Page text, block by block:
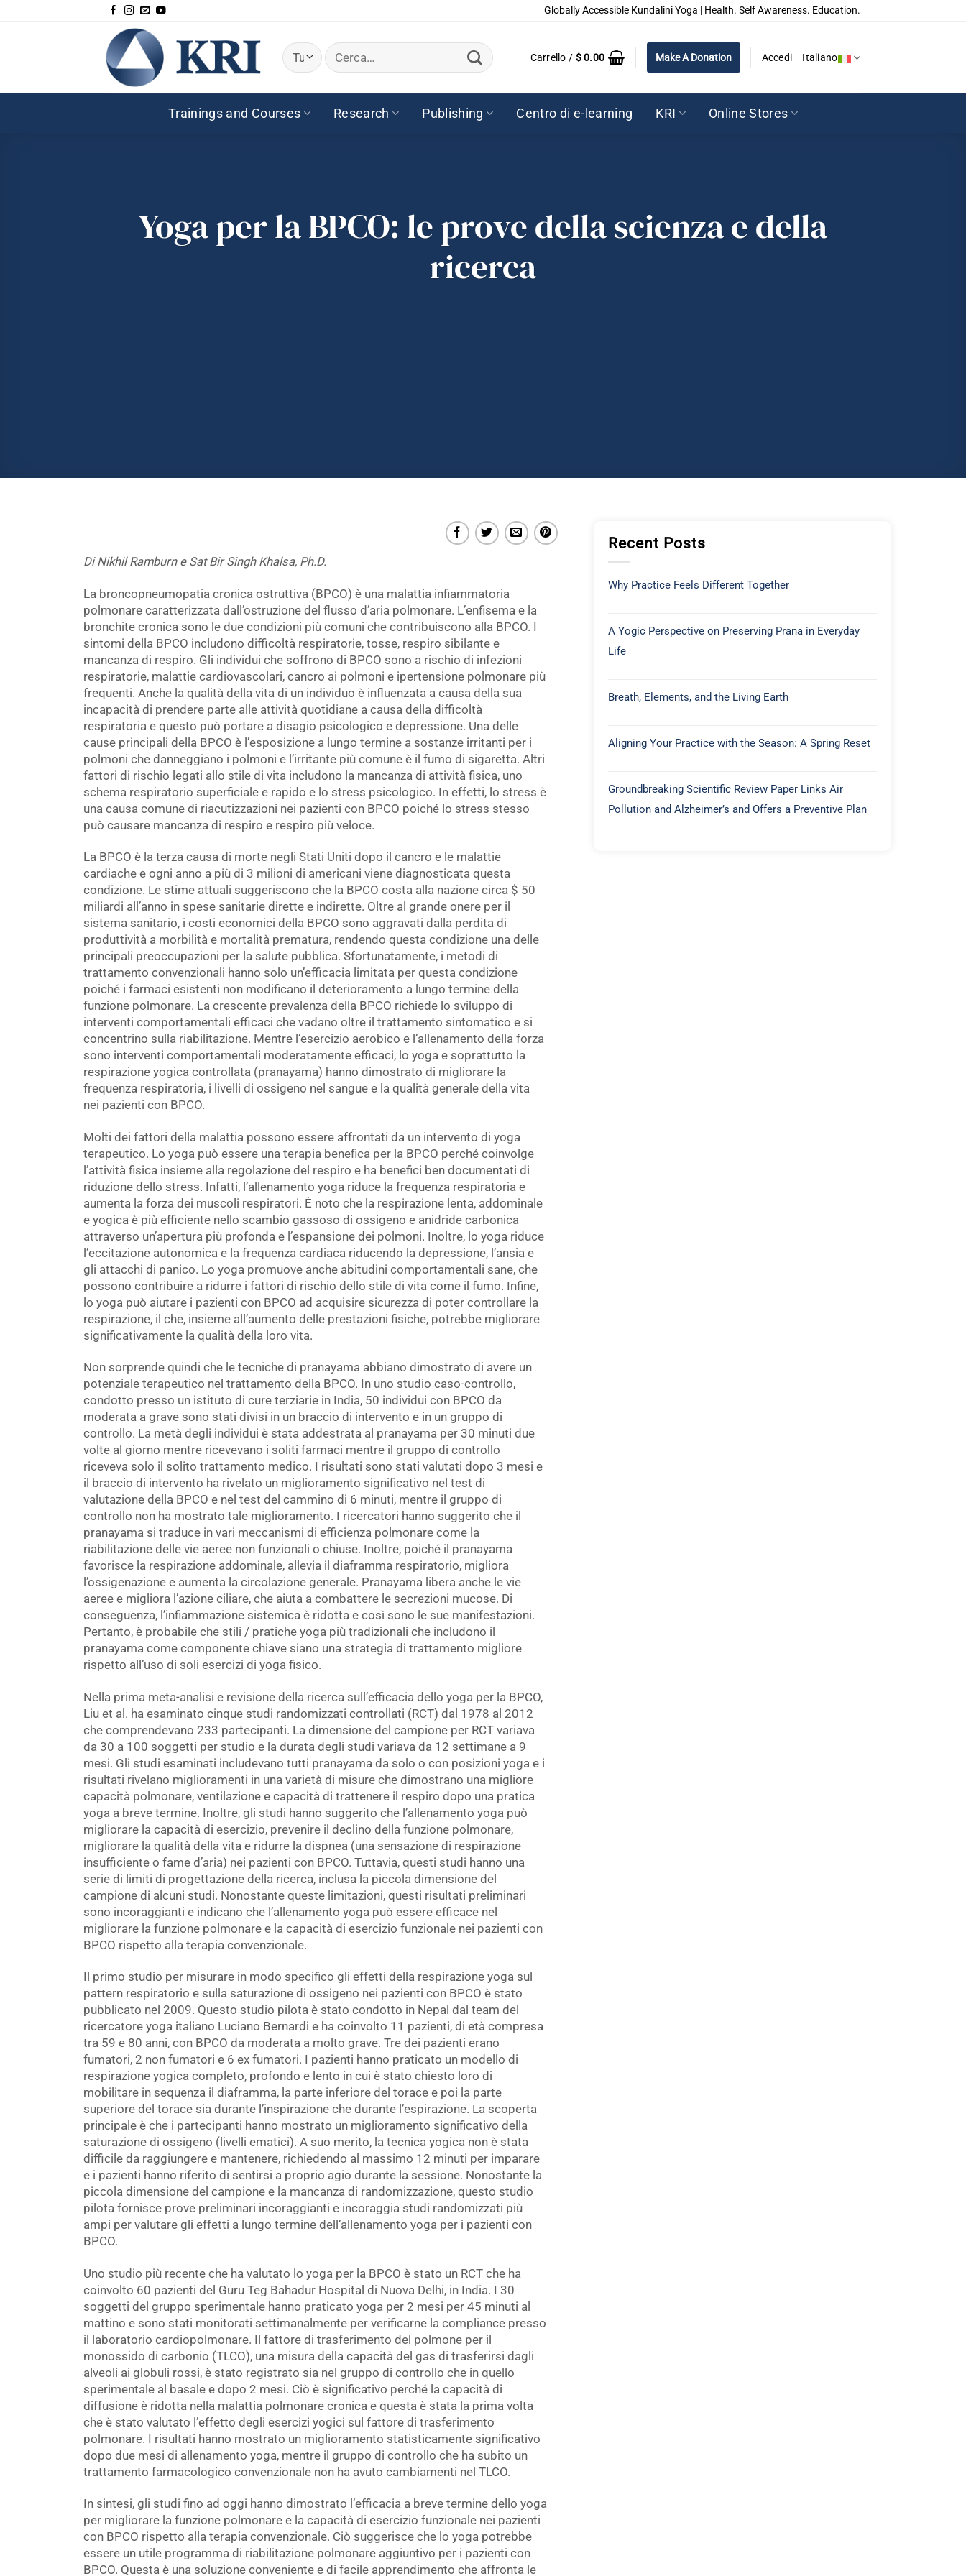
Globally Accessible Kundalini Yoga | Health. Self Awareness. Education.
Cerca:
Carrello / $0.00 Make A Donation Accedi Italiano
Trainings and Courses Research Publishing Centro di e-learning KRI Online Stores
Yoga per la BPCO: le prove della scienza e della
ricerca
Di Nikhil Ramburn e Sat Bir Singh Khalsa, Ph.D.
La broncopneumopatia cronica ostruttiva (BPCO) è una malattia infiammatoria
polmonare caratterizzata dall’ostruzione del flusso d’aria polmonare. L’enfisema e la
bronchite cronica sono le due condizioni più comuni che contribuiscono alla BPCO. I
sintomi della BPCO includono difficoltà respiratorie, tosse, respiro sibilante e
mancanza di respiro. Gli individui che soffrono di BPCO sono a rischio di infezioni
respiratorie, malattie cardiovascolari, cancro ai polmoni e ipertensione polmonare più
frequenti. Anche la qualità della vita di un individuo è influenzata a causa della sua
incapacità di prendere parte alle attività quotidiane a causa della difficoltà
respiratoria e questo può portare a disagio psicologico e depressione. Una delle
cause principali della BPCO è l’esposizione a lungo termine a sostanze irritanti per i
polmoni che danneggiano i polmoni e l’irritante più comune è il fumo di sigaretta. Altri
fattori di rischio legati allo stile di vita includono la mancanza di attività fisica, uno
schema respiratorio superficiale e rapido e lo stress psicologico. In effetti, lo stress è
una causa comune di riacutizzazioni nei pazienti con BPCO poiché lo stress stesso
può causare mancanza di respiro e respiro più veloce.
La BPCO è la terza causa di morte negli Stati Uniti dopo il cancro e le malattie
cardiache e ogni anno a più di 3 milioni di americani viene diagnosticata questa
condizione. Le stime attuali suggeriscono che la BPCO costa alla nazione circa $ 50
miliardi all’anno in spese sanitarie dirette e indirette. Oltre al grande onere per il
sistema sanitario, i costi economici della BPCO sono aggravati dalla perdita di
produttività a morbilità e mortalità prematura, rendendo questa condizione una delle
principali preoccupazioni per la salute pubblica. Sfortunatamente, i metodi di
trattamento convenzionali hanno solo un’efficacia limitata per questa condizione
poiché i farmaci esistenti non modificano il deterioramento a lungo termine della
funzione polmonare. La crescente prevalenza della BPCO richiede lo sviluppo di
interventi comportamentali efficaci che vadano oltre il trattamento sintomatico e si
concentrino sulla riabilitazione. Mentre l’esercizio aerobico e l’allenamento della forza
sono interventi comportamentali moderatamente efficaci, lo yoga e soprattutto la
respirazione yogica controllata (pranayama) hanno dimostrato di migliorare la
frequenza respiratoria, i livelli di ossigeno nel sangue e la qualità generale della vita
nei pazienti con BPCO.
Molti dei fattori della malattia possono essere affrontati da un intervento di yoga
terapeutico. Lo yoga può essere una terapia benefica per la BPCO perché coinvolge
l’attività fisica insieme alla regolazione del respiro e ha benefici ben documentati di
riduzione dello stress. Infatti, l’allenamento yoga riduce la frequenza respiratoria e
aumenta la forza dei muscoli respiratori. È noto che la respirazione lenta, addominale
e yogica è più efficiente nello scambio gassoso di ossigeno e anidride carbonica
attraverso un’apertura più profonda e l’espansione dei polmoni. Inoltre, lo yoga riduce
l’eccitazione autonomica e la frequenza cardiaca riducendo la depressione, l’ansia e
gli attacchi di panico. Lo yoga promuove anche abitudini comportamentali sane, che
possono contribuire a ridurre i fattori di rischio dello stile di vita come il fumo. Infine,
lo yoga può aiutare i pazienti con BPCO ad acquisire sicurezza di poter controllare la
respirazione, il che, insieme all’aumento delle prestazioni fisiche, potrebbe migliorare
significativamente la qualità della loro vita.
Non sorprende quindi che le tecniche di pranayama abbiano dimostrato di avere un
potenziale terapeutico nel trattamento della BPCO. In uno studio caso-controllo,
condotto presso un istituto di cure terziarie in India, 50 individui con BPCO da
moderata a grave sono stati divisi in un braccio di intervento e in un gruppo di
controllo. La metà degli individui è stata addestrata al pranayama per 30 minuti due
volte al giorno mentre ricevevano i soliti farmaci mentre il gruppo di controllo
riceveva solo il solito trattamento medico. I risultati sono stati valutati dopo 3 mesi e
il braccio di intervento ha rivelato un miglioramento significativo nel test di
valutazione della BPCO e nel test del cammino di 6 minuti, mentre il gruppo di
controllo non ha mostrato tale miglioramento. I ricercatori hanno suggerito che il
pranayama si traduce in vari meccanismi di efficienza polmonare come la
riabilitazione delle vie aeree non funzionali o chiuse. Inoltre, poiché il pranayama
favorisce la respirazione addominale, allevia il diaframma respiratorio, migliora
l’ossigenazione e aumenta la circolazione generale. Pranayama libera anche le vie
aeree e migliora l’azione ciliare, che aiuta a combattere le secrezioni mucose. Di
conseguenza, l’infiammazione sistemica è ridotta e così sono le sue manifestazioni.
Pertanto, è probabile che stili / pratiche yoga più tradizionali che includono il
pranayama come componente chiave siano una strategia di trattamento migliore
rispetto all’uso di soli esercizi di yoga fisico.
Nella prima meta-analisi e revisione della ricerca sull’efficacia dello yoga per la BPCO,
Liu et al. ha esaminato cinque studi randomizzati controllati (RCT) dal 1978 al 2012
che comprendevano 233 partecipanti. La dimensione del campione per RCT variava
da 30 a 100 soggetti per studio e la durata degli studi variava da 12 settimane a 9
mesi. Gli studi esaminati includevano tutti pranayama da solo o con posizioni yoga e i
risultati rivelano miglioramenti in una varietà di misure che dimostrano una migliore
capacità polmonare, ventilazione e capacità di trattenere il respiro dopo una pratica
yoga a breve termine. Inoltre, gli studi hanno suggerito che l’allenamento yoga può
migliorare la capacità di esercizio, prevenire il declino della funzione polmonare,
migliorare la qualità della vita e ridurre la dispnea (una sensazione di respirazione
insufficiente o fame d’aria) nei pazienti con BPCO. Tuttavia, questi studi hanno una
serie di limiti di progettazione della ricerca, inclusa la piccola dimensione del
campione di alcuni studi. Nonostante queste limitazioni, questi risultati preliminari
sono incoraggianti e indicano che l’allenamento yoga può essere efficace nel
migliorare la funzione polmonare e la capacità di esercizio funzionale nei pazienti con
BPCO rispetto alla terapia convenzionale.
Il primo studio per misurare in modo specifico gli effetti della respirazione yoga sul
pattern respiratorio e sulla saturazione di ossigeno nei pazienti con BPCO è stato
pubblicato nel 2009. Questo studio pilota è stato condotto in Nepal dal team del
ricercatore yoga italiano Luciano Bernardi e ha coinvolto 11 pazienti, di età compresa
tra 59 e 80 anni, con BPCO da moderata a molto grave. Tre dei pazienti erano
fumatori, 2 non fumatori e 6 ex fumatori. I pazienti hanno praticato un modello di
respirazione yogica completo, profondo e lento in cui è stato chiesto loro di
mobilitare in sequenza il diaframma, la parte inferiore del torace e poi la parte
superiore del torace sia durante l’inspirazione che durante l’espirazione. La scoperta
principale è che i partecipanti hanno mostrato un miglioramento significativo della
saturazione di ossigeno (livelli ematici). A suo merito, la tecnica yogica non è stata
difficile da raggiungere e mantenere, richiedendo al massimo 12 minuti per imparare
e i pazienti hanno riferito di sentirsi a proprio agio durante la sessione. Nonostante la
piccola dimensione del campione e la mancanza di randomizzazione, questo studio
pilota fornisce prove preliminari incoraggianti e incoraggia studi randomizzati più
ampi per valutare gli effetti a lungo termine dell’allenamento yoga per i pazienti con
BPCO.
Uno studio più recente che ha valutato lo yoga per la BPCO è stato un RCT che ha
coinvolto 60 pazienti del Guru Teg Bahadur Hospital di Nuova Delhi, in India. I 30
soggetti del gruppo sperimentale hanno praticato yoga per 2 mesi per 45 minuti al
mattino e sono stati monitorati settimanalmente per verificarne la compliance presso
il laboratorio cardiopolmonare. Il fattore di trasferimento del polmone per il
monossido di carbonio (TLCO), una misura della capacità del gas di trasferirsi dagli
alveoli ai globuli rossi, è stato registrato sia nel gruppo di controllo che in quello
sperimentale al basale e dopo 2 mesi. Ciò è significativo perché la capacità di
diffusione è ridotta nella malattia polmonare cronica e questa è stata la prima volta
che è stato valutato l’effetto degli esercizi yogici sul fattore di trasferimento
polmonare. I risultati hanno mostrato un miglioramento statisticamente significativo
dopo due mesi di allenamento yoga, mentre il gruppo di controllo che ha subito un
trattamento farmacologico convenzionale non ha avuto cambiamenti nel TLCO.
In sintesi, gli studi fino ad oggi hanno dimostrato l’efficacia a breve termine dello yoga
per migliorare la funzione polmonare e la capacità di esercizio funzionale nei pazienti
con BPCO rispetto alla terapia convenzionale. Ciò suggerisce che lo yoga potrebbe
essere un utile programma di riabilitazione polmonare aggiuntivo per i pazienti con
BPCO. Questa è una soluzione conveniente e di facile apprendimento che affronta le
Recent Posts
Why Practice Feels Different Together
A Yogic Perspective on Preserving Prana in Everyday
Life
Breath, Elements, and the Living Earth
Aligning Your Practice with the Season: A Spring Reset
Groundbreaking Scientific Review Paper Links Air
Pollution and Alzheimer’s and Offers a Preventive Plan